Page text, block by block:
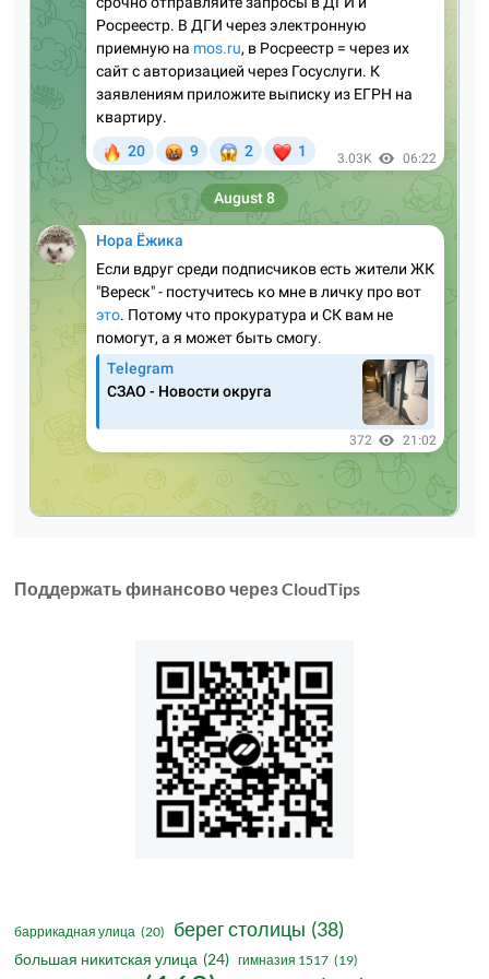
Поддержать финансово через CloudTips
баррикадная улица (20) берег столицы (38)
большая никитская улица (24) гимназия 1517 (19)